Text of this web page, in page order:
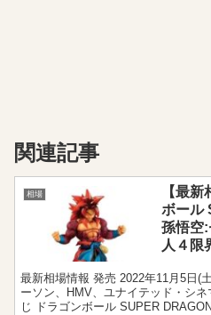
関連記事
相場
【最
ボール
孫悟空
人４限
最新相場情報 発売 2022年11月5日(
ーソン、HMV、ユナイテッド・シ
じ ドラゴンボール SUPER